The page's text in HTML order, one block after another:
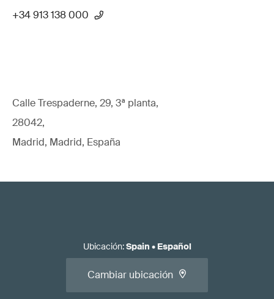
+34 913 138 000
Calle Trespaderne, 29, 3ª planta,
28042,
Madrid, Madrid, España
Ubicación:Spain • Español
Cambiar ubicación